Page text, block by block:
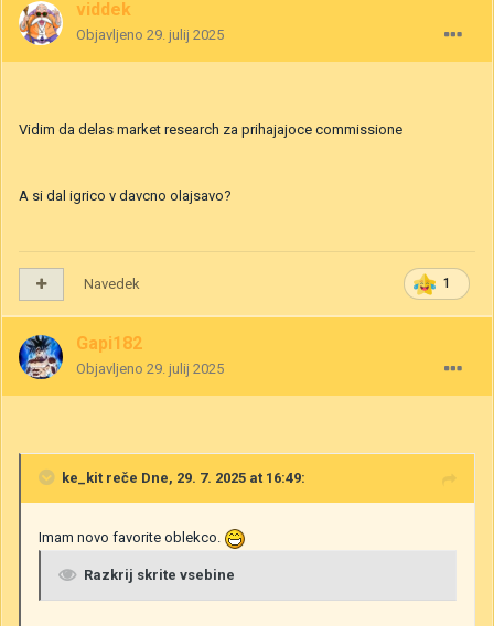
viddek
Objavljeno 29. julij 2025
Vidim da delas market research za prihajajoce commissione
A si dal igrico v davcno olajsavo?
1
Navedek
Gapi182
Objavljeno 29. julij 2025
ke_kit reče Dne, 29. 7. 2025 at 16:49:
Imam novo favorite oblekco.
Razkrij skrite vsebine